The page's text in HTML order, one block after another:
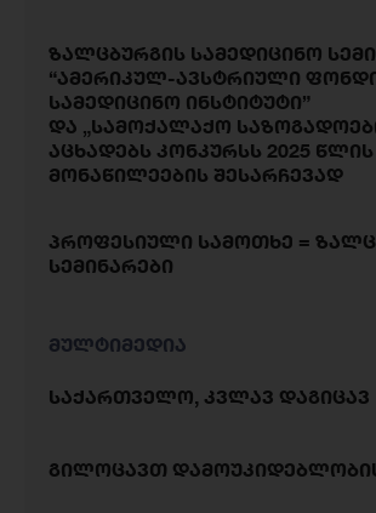
ზალცბურგის სამედიცინო
“ამერიკულ-ავსტრიული
სამედიცინო ინსტიტუტი”
და „სამოქალაქო
აცხადებს კონკურსს 2025 წლის
მონაწილეების შესარჩევად
პროფესიული სამოთხე =
სემინარები
მულტიმედია
საქართველო, კვლავ დაგიცავ
გილოცავთ